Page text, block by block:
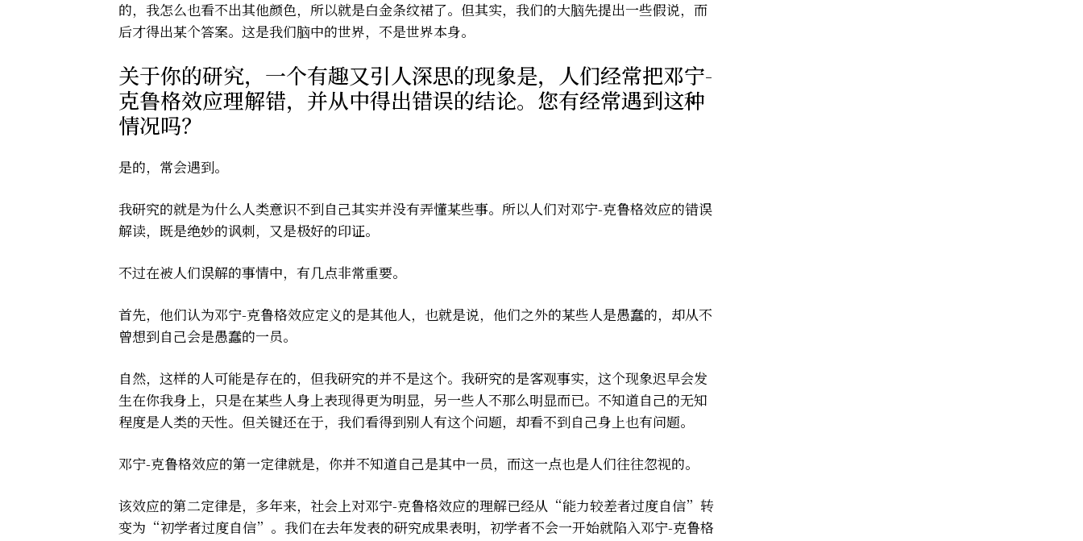
的，我怎么也看不出其他颜色，所以就是白金条纹裙了。但其实，我们的大脑先提出一些假说，而
后才得出某个答案。这是我们脑中的世界，不是世界本身。
关于你的研究，一个有趣又引人深思的现象是，人们经常把邓宁-
克鲁格效应理解错，并从中得出错误的结论。您有经常遇到这种
情况吗？
是的，常会遇到。
我研究的就是为什么人类意识不到自己其实并没有弄懂某些事。所以人们对邓宁-克鲁格效应的错误
解读，既是绝妙的讽刺，又是极好的印证。
不过在被人们误解的事情中，有几点非常重要。
首先，他们认为邓宁-克鲁格效应定义的是其他人，也就是说，他们之外的某些人是愚蠢的，却从不
曾想到自己会是愚蠢的一员。
自然，这样的人可能是存在的，但我研究的并不是这个。我研究的是客观事实，这个现象迟早会发
生在你我身上，只是在某些人身上表现得更为明显，另一些人不那么明显而已。不知道自己的无知
程度是人类的天性。但关键还在于，我们看得到别人有这个问题，却看不到自己身上也有问题。
邓宁-克鲁格效应的第一定律就是，你并不知道自己是其中一员，而这一点也是人们往往忽视的。
该效应的第二定律是，多年来，社会上对邓宁-克鲁格效应的理解已经从“能力较差者过度自信”转
变为“初学者过度自信”。我们在去年发表的研究成果表明，初学者不会一开始就陷入邓宁-克鲁格